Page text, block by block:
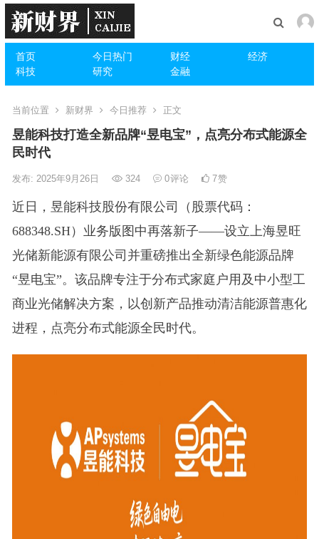
首页 今日热门 财经
经济
科技
研究 金融
当前位置 新财界 今日推荐 正文
昱能科技打造全新品牌“昱电宝”，点亮分布式能源全
民时代
发布: 2025年9月26日 324 0评论 7赞
近日，昱能科技股份有限公司（股票代码：
688348.SH）业务版图中再落新子——设立上海昱旺
光储新能源有限公司并重磅推出全新绿色能源品牌
“昱电宝”。该品牌专注于分布式家庭户用及中小型工
商业光储解决方案，以创新产品推动清洁能源普惠化
进程，点亮分布式能源全民时代。